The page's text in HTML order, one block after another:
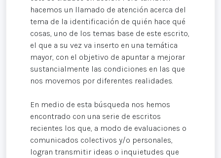
hacemos un llamado de atención acerca del
tema de la identificación de quién hace qué
cosas, uno de los temas base de este escrito,
el que a su vez va inserto en una temática
mayor, con el objetivo de apuntar a mejorar
sustancialmente las condiciones en las que
nos movemos por diferentes realidades.
En medio de esta búsqueda nos hemos
encontrado con una serie de escritos
recientes los que, a modo de evaluaciones o
comunicados colectivos y/o personales,
logran transmitir ideas o inquietudes que